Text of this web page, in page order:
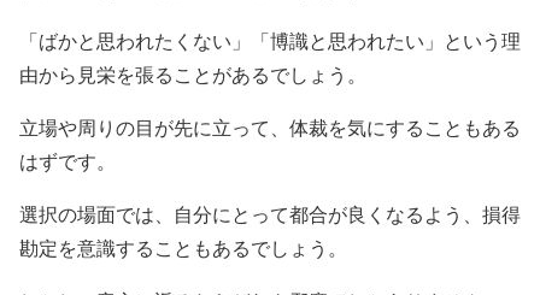
「ばかと思われたくない」「博識と思われたい」という理
由から見栄を張ることがあるでしょう。
立場や周りの目が先に立って、体裁を気にすることもある
はずです。
選択の場面では、自分にとって都合が良くなるよう、損得
勘定を意識することもあるでしょう。